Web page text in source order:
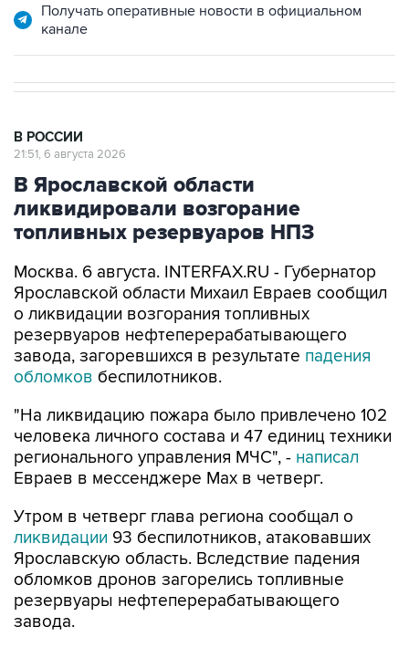
Получать оперативные новости в официальном
канале
В РОССИИ
21:51, 6 августа 2026
В Ярославской области
ликвидировали возгорание
топливных резервуаров НПЗ
Москва. 6 августа. INTERFAX.RU - Губернатор
Ярославской области Михаил Евраев сообщил
о ликвидации возгорания топливных
резервуаров нефтеперерабатывающего
завода, загоревшихся в результате падения
обломков беспилотников.
"На ликвидацию пожара было привлечено 102
человека личного состава и 47 единиц техники
регионального управления МЧС", - написал
Евраев в мессенджере Мах в четверг.
Утром в четверг глава региона сообщал о
ликвидации 93 беспилотников, атаковавших
Ярославскую область. Вследствие падения
обломков дронов загорелись топливные
резервуары нефтеперерабатывающего
завода.